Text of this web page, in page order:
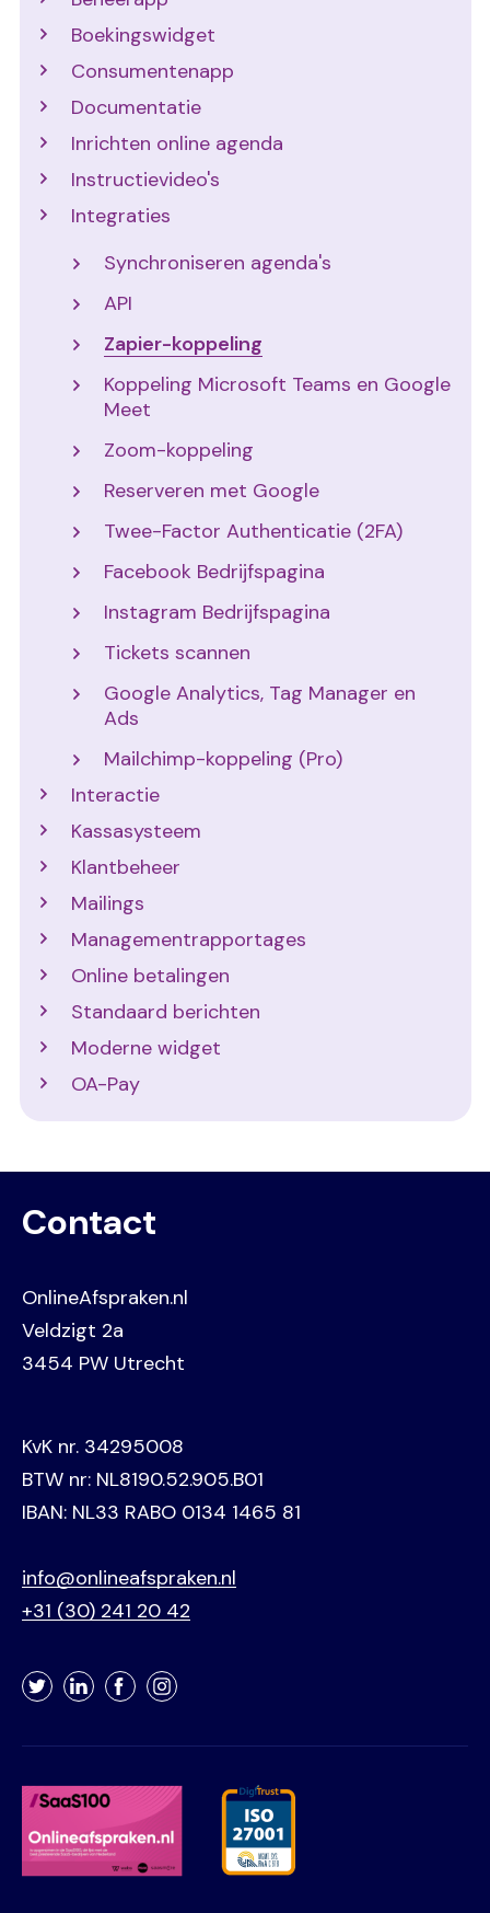
Boekingswidget
Consumentenapp
Documentatie
Inrichten online agenda
Instructievideo's
Integraties
Synchroniseren agenda's
API
Zapier-koppeling
Koppeling Microsoft Teams en Google
Meet
Zoom-koppeling
Reserveren met Google
Twee-Factor Authenticatie (2FA)
Facebook Bedrijfspagina
Instagram Bedrijfspagina
Tickets scannen
Google Analytics, Tag Manager en
Ads
Mailchimp-koppeling (Pro)
Interactie
Kassasysteem
Klantbeheer
Mailings
Managementrapportages
Online betalingen
Standaard berichten
Moderne widget
OA-Pay
Contact
OnlineAfspraken.nl
Veldzigt 2a
3454 PW Utrecht
KvK nr. 34295008
BTW nr: NL8190.52.905.B01
IBAN: NL33 RABO 0134 1465 81
info@onlineafspraken.nl
+31 (30) 241 20 42
TwitterLinkedInFacebookInstagram